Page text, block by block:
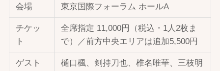
会場 東京国際フォーラム ホールA
チケッ
ト
全席指定 11,000円（税込・1人2枚ま
で）／前方中央エリアは追加5,500円
ゲスト
樋口楓、剣持刀也、椎名唯華、三枝明